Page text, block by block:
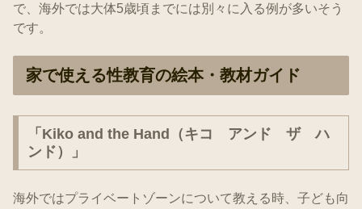
で、海外では大体5歳頃までには別々に入る例が多いそう
です。
家で使える性教育の絵本・教材ガイド
「Kiko and the Hand（キコ アンド ザ ハ
ンド）」
海外ではプライベートゾーンについて教える時、子ども向